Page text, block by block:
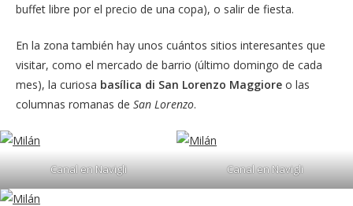
buffet libre por el precio de una copa), o salir de fiesta.
En la zona también hay unos cuántos sitios interesantes que
visitar, como el mercado de barrio (último domingo de cada
mes), la curiosa basílica di San Lorenzo Maggiore o las
columnas romanas de San Lorenzo.
Canal en Navigli Canal en Navigli